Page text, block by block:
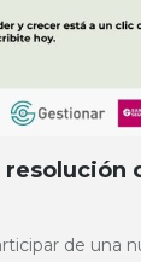
resolución
de una